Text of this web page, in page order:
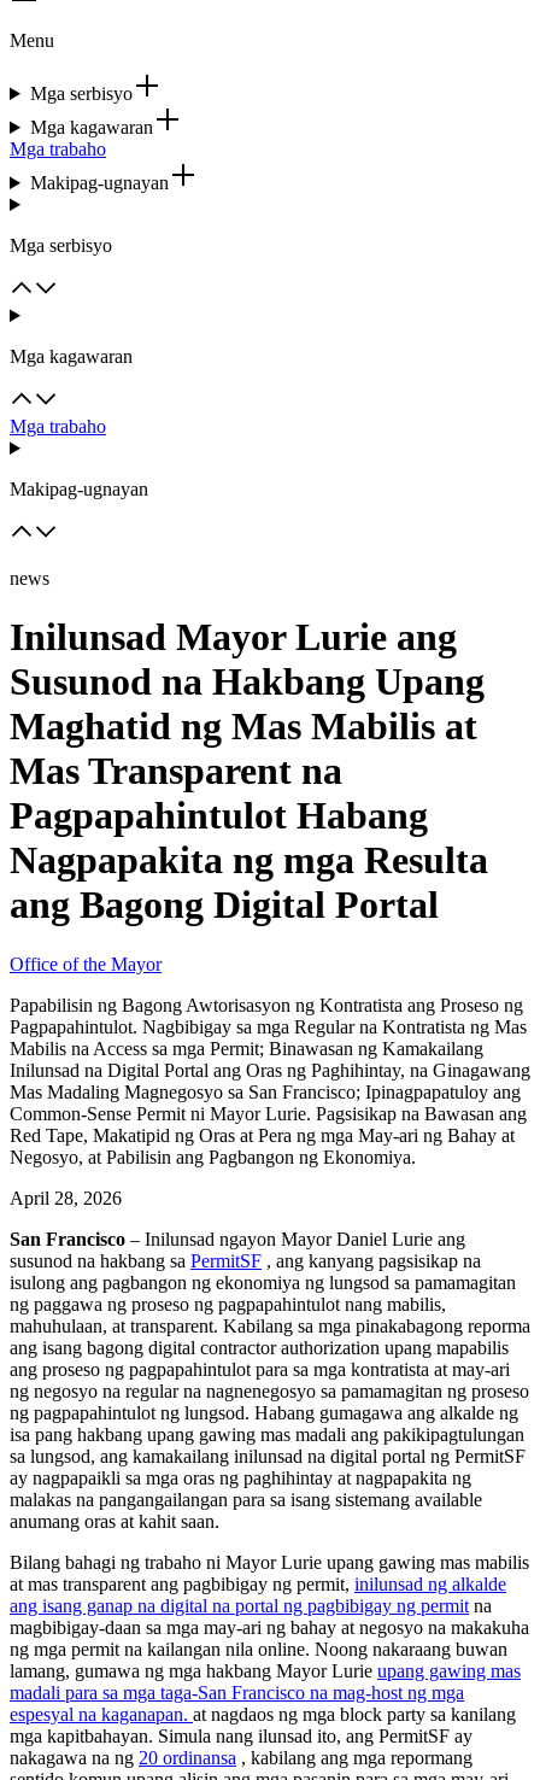
Menu
Mga serbisyo
Mga kagawaran
Mga trabaho
Makipag-ugnayan
Mga serbisyo
Mga kagawaran
Mga trabaho
Makipag-ugnayan
news
Inilunsad Mayor Lurie ang
Susunod na Hakbang Upang
Maghatid ng Mas Mabilis at
Mas Transparent na
Pagpapahintulot Habang
Nagpapakita ng mga Resulta
ang Bagong Digital Portal
Office of the Mayor
Papabilisin ng Bagong Awtorisasyon ng Kontratista ang Proseso ng
Pagpapahintulot. Nagbibigay sa mga Regular na Kontratista ng Mas
Mabilis na Access sa mga Permit; Binawasan ng Kamakailang
Inilunsad na Digital Portal ang Oras ng Paghihintay, na Ginagawang
Mas Madaling Magnegosyo sa San Francisco; Ipinagpapatuloy ang
Common-Sense Permit ni Mayor Lurie. Pagsisikap na Bawasan ang
Red Tape, Makatipid ng Oras at Pera ng mga May-ari ng Bahay at
Negosyo, at Pabilisin ang Pagbangon ng Ekonomiya.
April 28, 2026
San Francisco – Inilunsad ngayon Mayor Daniel Lurie ang
susunod na hakbang sa PermitSF , ang kanyang pagsisikap na
isulong ang pagbangon ng ekonomiya ng lungsod sa pamamagitan
ng paggawa ng proseso ng pagpapahintulot nang mabilis,
mahuhulaan, at transparent. Kabilang sa mga pinakabagong reporma
ang isang bagong digital contractor authorization upang mapabilis
ang proseso ng pagpapahintulot para sa mga kontratista at may-ari
ng negosyo na regular na nagnenegosyo sa pamamagitan ng proseso
ng pagpapahintulot ng lungsod. Habang gumagawa ang alkalde ng
isa pang hakbang upang gawing mas madali ang pakikipagtulungan
sa lungsod, ang kamakailang inilunsad na digital portal ng PermitSF
ay nagpapaikli sa mga oras ng paghihintay at nagpapakita ng
malakas na pangangailangan para sa isang sistemang available
anumang oras at kahit saan.
Bilang bahagi ng trabaho ni Mayor Lurie upang gawing mas mabilis
at mas transparent ang pagbibigay ng permit, inilunsad ng alkalde
ang isang ganap na digital na portal ng pagbibigay ng permit na
magbibigay-daan sa mga may-ari ng bahay at negosyo na makakuha
ng mga permit na kailangan nila online. Noong nakaraang buwan
lamang, gumawa ng mga hakbang Mayor Lurie upang gawing mas
madali para sa mga taga-San Francisco na mag-host ng mga
espesyal na kaganapan. at nagdaos ng mga block party sa kanilang
mga kapitbahayan. Simula nang ilunsad ito, ang PermitSF ay
nakagawa na ng 20 ordinansa , kabilang ang mga repormang